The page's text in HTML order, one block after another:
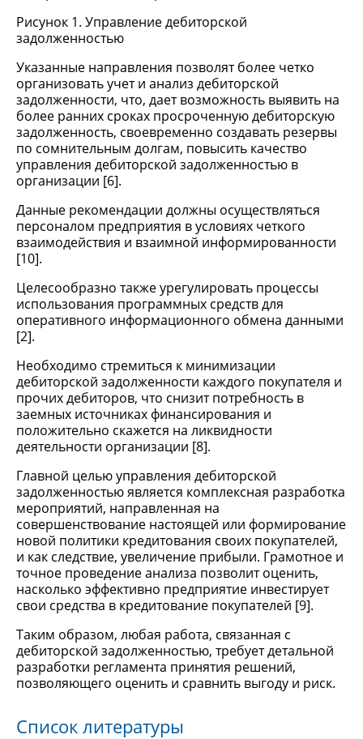
Рисунок 1. Управление дебиторской
задолженностью
Указанные направления позволят более четко
организовать учет и анализ дебиторской
задолженности, что, дает возможность выявить на
более ранних сроках просроченную дебиторскую
задолженность, своевременно создавать резервы
по сомнительным долгам, повысить качество
управления дебиторской задолженностью в
организации [6].
Данные рекомендации должны осуществляться
персоналом предприятия в условиях четкого
взаимодействия и взаимной информированности
[10].
Целесообразно также урегулировать процессы
использования программных средств для
оперативного информационного обмена данными
[2].
Необходимо стремиться к минимизации
дебиторской задолженности каждого покупателя и
прочих дебиторов, что снизит потребность в
заемных источниках финансирования и
положительно скажется на ликвидности
деятельности организации [8].
Главной целью управления дебиторской
задолженностью является комплексная разработка
мероприятий, направленная на
совершенствование настоящей или формирование
новой политики кредитования своих покупателей,
и как следствие, увеличение прибыли. Грамотное и
точное проведение анализа позволит оценить,
насколько эффективно предприятие инвестирует
свои средства в кредитование покупателей [9].
Таким образом, любая работа, связанная с
дебиторской задолженностью, требует детальной
разработки регламента принятия решений,
позволяющего оценить и сравнить выгоду и риск.
Список литературы